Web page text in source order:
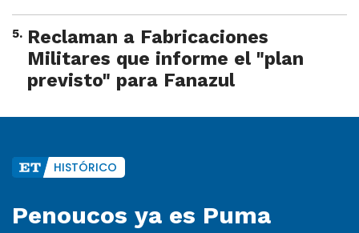
5. Reclaman a Fabricaciones
Militares que informe el "plan
previsto" para Fanazul
HISTÓRICO
Penoucos ya es Puma